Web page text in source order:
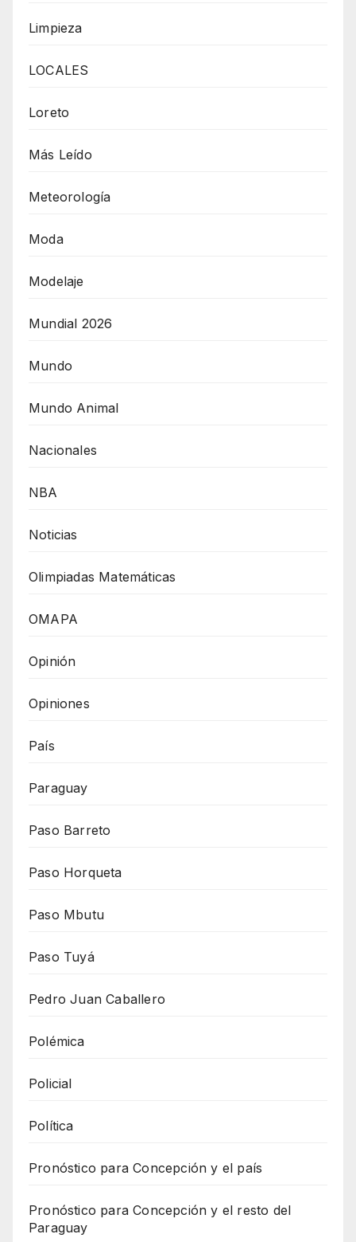
Limpieza
LOCALES
Loreto
Más Leído
Meteorología
Moda
Modelaje
Mundial 2026
Mundo
Mundo Animal
Nacionales
NBA
Noticias
Olimpiadas Matemáticas
OMAPA
Opinión
Opiniones
País
Paraguay
Paso Barreto
Paso Horqueta
Paso Mbutu
Paso Tuyá
Pedro Juan Caballero
Polémica
Policial
Política
Pronóstico para Concepción y el país
Pronóstico para Concepción y el resto del
Paraguay